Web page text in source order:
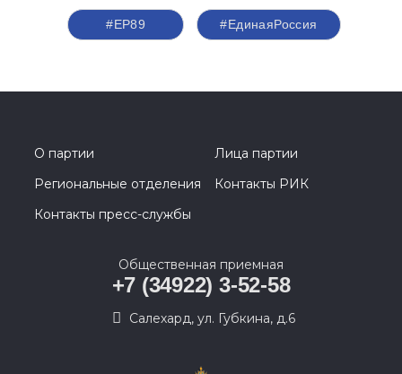
#ЕР89 #‎ЕдинаяРоссия
О партии
Лица партии
Региональные отделения
Контакты РИК
Контакты пресс-службы
Общественная приемная
+7 (34922) 3-52-58
Салехард, ул. Губкина, д.6